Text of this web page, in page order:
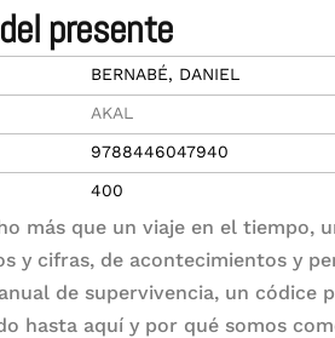
presente
BERNABÉ, DANIEL
AKAL
9788446047940
400
más que un viaje en el tiempo,
y cifras, de acontecimientos y
de supervivencia, un códice
hasta aquí y por qué somos